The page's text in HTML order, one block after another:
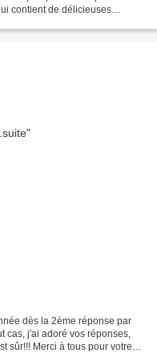
contient de délicieuses
dès la 2ème réponse par
cas, j'ai adoré vos réponses,
sûr!!! Merci à tous pour votre